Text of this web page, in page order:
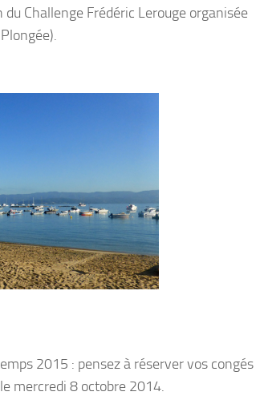
Challenge Frédéric Lerouge organisée
2015 : pensez à réserver vos congés
mercredi 8 octobre 2014.